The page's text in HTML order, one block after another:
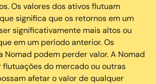
Os valores dos ativos flutuam
significa que os retornos em um
significativamente mais altos ou
em um período anterior. Os
Nomad podem perder valor. A Nomad
flutuações do mercado ou outras
afetar o valor de qualquer